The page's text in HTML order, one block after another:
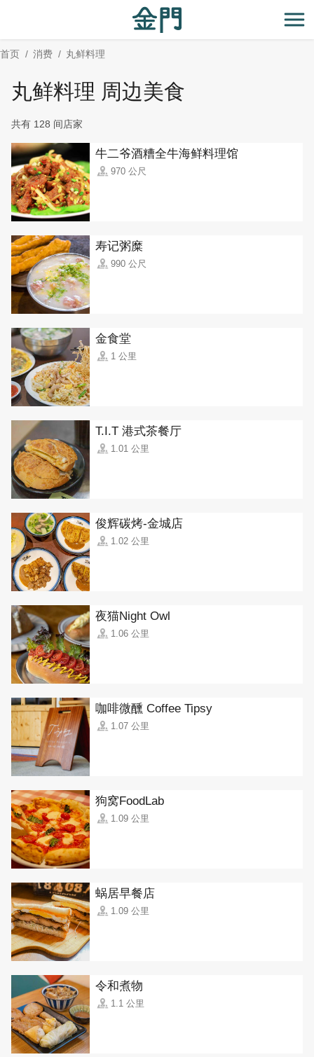
主
要
开
首页 消费 丸鲜料理
丸鲜料理 周边美食
共有 128 间店家
牛二爷酒糟全牛海鲜料理馆
970 公尺
寿记粥糜
990 公尺
金食堂
1 公里
T.I.T 港式茶餐厅
1.01 公里
俊辉碳烤-金城店
1.02 公里
夜猫Night Owl
1.06 公里
咖啡微醺 Coffee Tipsy
1.07 公里
狗窝FoodLab
1.09 公里
蜗居早餐店
1.09 公里
令和煮物
1.1 公里